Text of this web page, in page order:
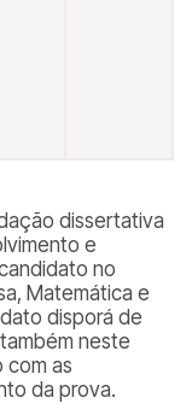
dissertativa
e
no
Matemática e
disporá de
neste
com as
da prova.